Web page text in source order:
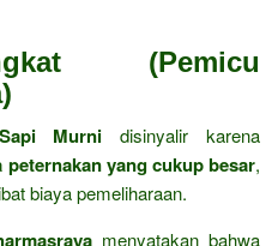
(Pemicu
Murni disinyalir karena
yang cukup besar,
biaya pemeliharaan.
menyatakan bahwa